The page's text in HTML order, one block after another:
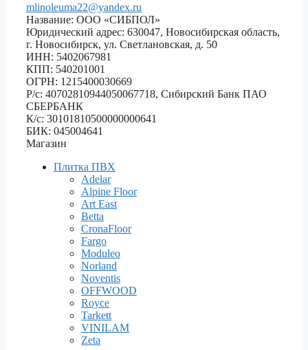
mlinoleuma22@yandex.ru
Название: ООО «СИБПОЛ»
Юридический адрес: 630047, Новосибирская область,
г. Новосибирск, ул. Светлановская, д. 50
ИНН: 5402067981
КПП: 540201001
ОГРН: 1215400030669
Р/с: 40702810944050067718, Сибирский Банк ПАО
СБЕРБАНК
К/с: 30101810500000000641
БИК: 045004641
Магазин
Плитка ПВХ
Adelar
Alpine Floor
Art East
Betta
CronaFloor
Fargo
Moduleo
Norland
Noventis
OFFWOOD
Royce
Tarkett
VINILAM
Zeta